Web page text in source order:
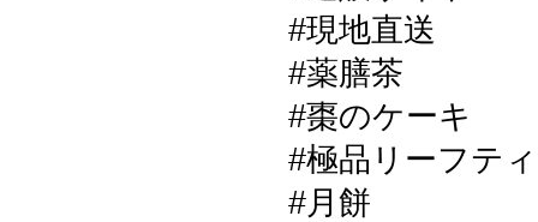
#現地直送
#薬膳茶
#棗のケーキ
#極品リーフテ
#月餅